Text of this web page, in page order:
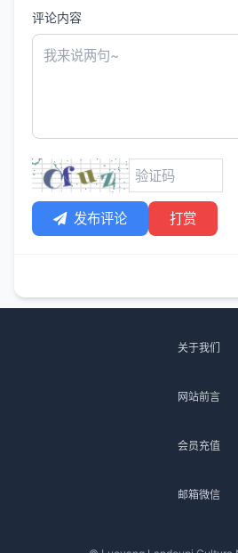
评论内容
发布评论 打赏
关于我们
网站前言
会员充值
邮箱微信